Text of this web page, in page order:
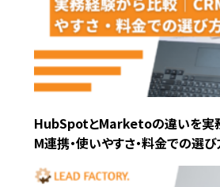
HubSpotとMarketoの違いを実
M連携・使いやすさ・料金での選